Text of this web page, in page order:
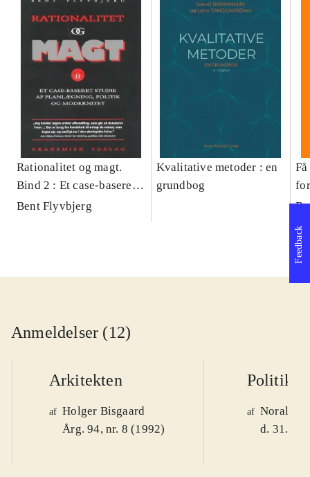
Rationalitet og magt.
Bind 2 : Et case-baseret
studie af planlægning,
Bent Flyvbjerg
Kvalitative metoder : en
grundbog
Anmeldelser (12)
Arkitekten
af Holger Bisgaard
Årg. 94, nr. 8 (1992)
Politiken
af Noralv
d. 31.
Feedback